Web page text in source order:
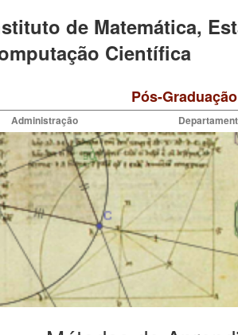
de Matemática,
Científica
Pós-Graduação
Administração